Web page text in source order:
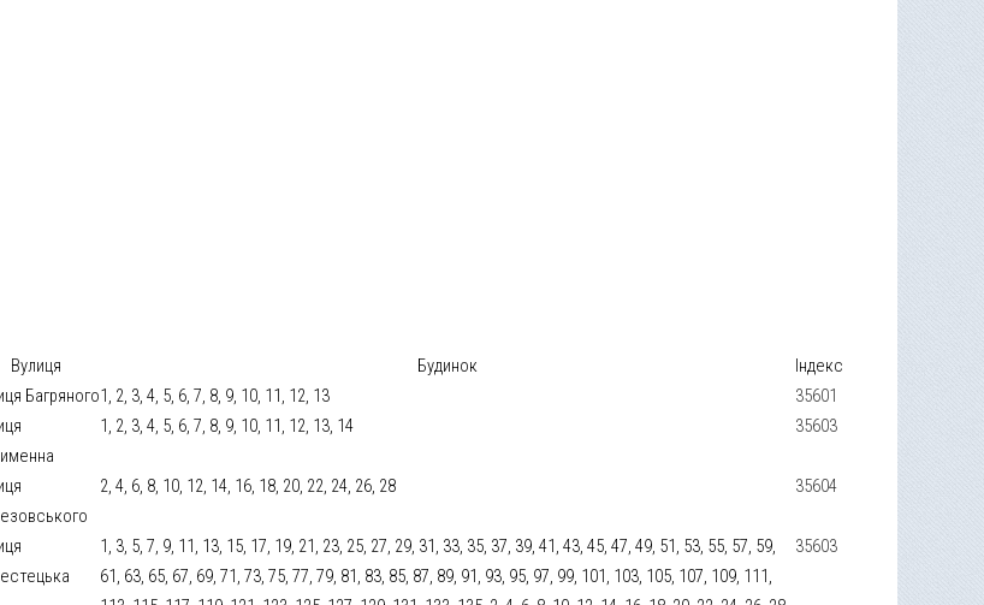
Вулиця Будинок
Індекс
Багряного1, 2, 3, 4, 5, 6, 7, 8, 9, 10, 11, 12, 13
35601
1, 2, 3, 4, 5, 6, 7, 8, 9, 10, 11, 12, 13, 14 35603
2, 4, 6, 8, 10, 12, 14, 16, 18, 20, 22, 24, 26, 28 35604
1, 3, 5, 7, 9, 11, 13, 15, 17, 19, 21, 23, 25, 27, 29, 31, 33, 35, 37, 39, 41, 43, 45, 47, 49, 51, 53, 55, 57, 59,
61, 63, 65, 67, 69, 71, 73, 75, 77, 79, 81, 83, 85, 87, 89, 91, 93, 95, 97, 99, 101, 103, 105, 107, 109, 111,
35603